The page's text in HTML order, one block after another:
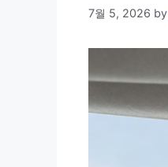
7월 5, 2026 by